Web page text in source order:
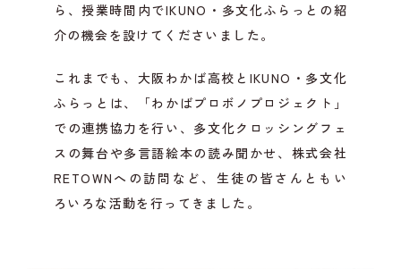
ら、授業時間内でIKUNO・多文化ふらっとの紹
介の機会を設けてくださいました。
これまでも、大阪わかば高校とIKUNO・多文化
ふらっとは、「わかばプロボノプロジェクト」
での連携協力を行い、多文化クロッシングフェ
スの舞台や多言語絵本の読み聞かせ、株式会社
RETOWNへの訪問など、生徒の皆さんともい
ろいろな活動を行ってきました。